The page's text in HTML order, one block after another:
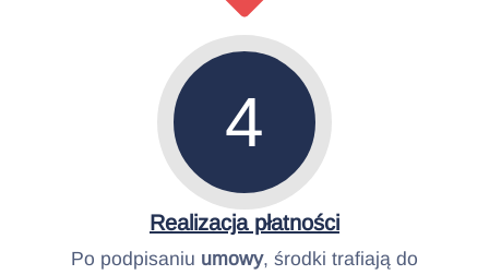
4
Realizacja płatności
Po podpisaniu umowy, środki trafiają do